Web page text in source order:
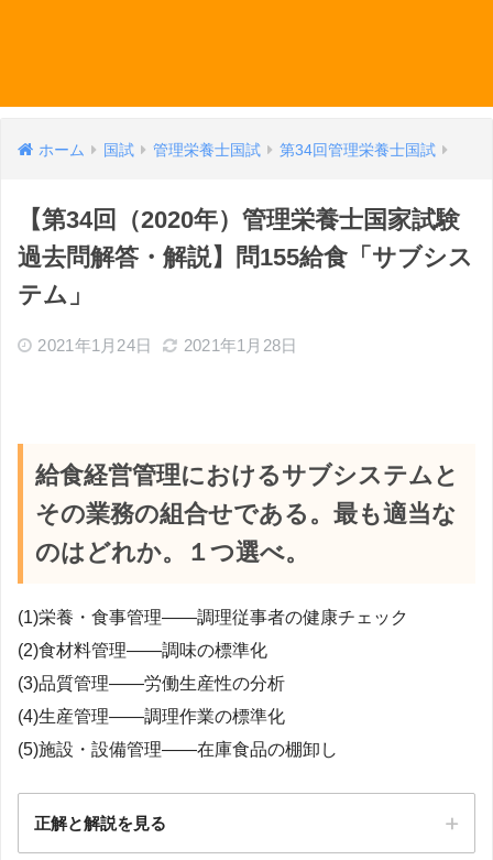
ホーム 国試 管理栄養士国試 第34回管理栄養士国試
【第34回（2020年）管理栄養士国家試験
過去問解答・解説】問155給食「サブシス
テム」
2021年1月24日 2021年1月28日
給食経営管理におけるサブシステムと
その業務の組合せである。最も適当な
のはどれか。１つ選べ。
(1)栄養・食事管理――調理従事者の健康チェック
(2)食材料管理――調味の標準化
(3)品質管理――労働生産性の分析
(4)生産管理――調理作業の標準化
(5)施設・設備管理――在庫食品の棚卸し
正解と解説を見る